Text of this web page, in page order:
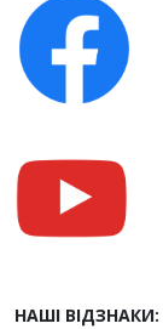
НАШІ ВІДЗНАКИ: